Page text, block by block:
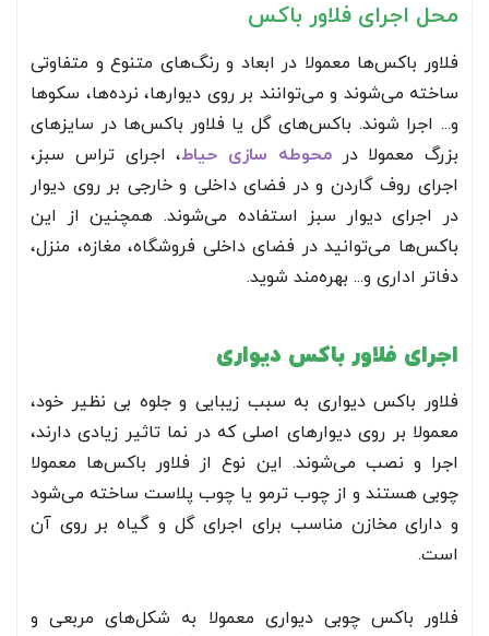
محل اجرای فلاور باکس
فلاور باکس‌ها معمولا در ابعاد و رنگ‌های متنوع و متفاوتی
ساخته می‌شوند و می‌توانند بر روی دیوارها، نرده‌ها، سکو‌ها
و... اجرا شوند. باکس‌های گل یا فلاور باکس‌ها در سایزهای
بزرگ معمولا درمحوطه سازی حیاط، اجرای تراس سبز،
اجرای روف گاردن و در فضای داخلی و خارجی بر روی دیوار
در اجرای دیوار سبز استفاده می‌شوند. همچنین از این
باکس‌ها می‌توانید در فضای داخلی فروشگاه، مغازه، منزل،
دفاتر اداری و... بهره‌مند شوید.
اجرای فلاور باکس دیواری
فلاور باکس دیواری به سبب زیبایی و جلوه بی نظیر خود،
معمولا بر روی دیوارهای اصلی که در نما تاثیر زیادی دارند،
اجرا و نصب می‌شوند. این نوع از فلاور باکس‌ها معمولا
چوبی هستند و از چوب ترمو یا چوب پلاست ساخته می‌شود
و دارای مخازن مناسب برای اجرای گل و گیاه بر روی آن
است.
فلاور باکس چوبی دیواری معمولا به شکل‌های مربعی و